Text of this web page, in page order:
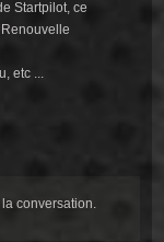
Startpilot, ce
etc ...
conversation.